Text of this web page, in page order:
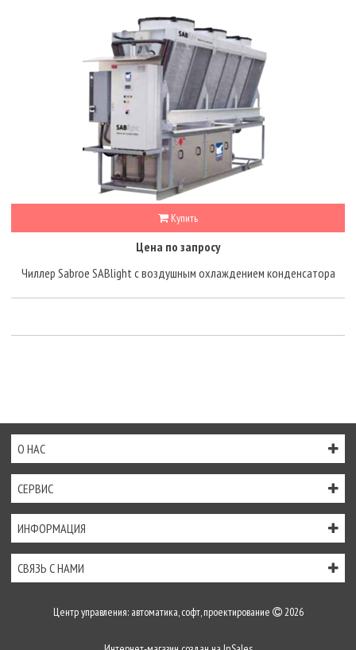
Купить
Цена по запросу
Чиллер Sabroe SABlight с воздушным охлаждением конденсатора
О НАС
СЕРВИС
ИНФОРМАЦИЯ
СВЯЗЬ С НАМИ
Центр управления: автоматика, софт, проектирование 2026